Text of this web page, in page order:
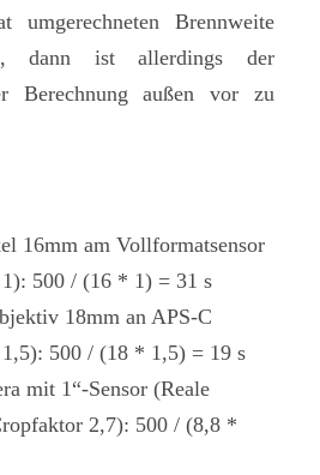
umgerechneten Brennweite
dann ist allerdings der
Berechnung außen vor zu
16mm am Vollformatsensor
500 / (16 * 1) = 31 s
18mm an APS-C
500 / (18 * 1,5) = 19 s
mit 1“-Sensor (Reale
2,7): 500 / (8,8 *